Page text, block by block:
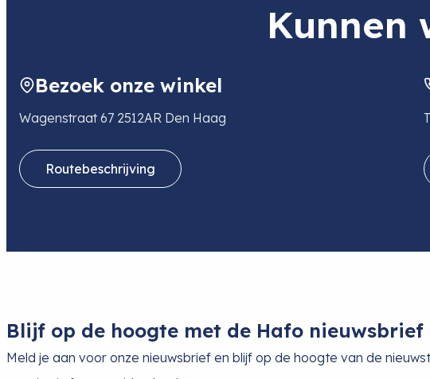
Kunnen
Bezoek onze winkel
Wagenstraat 67 2512AR Den Haag
Routebeschrijving
Blijf op de hoogte met de Hafo nieuwsbrief
Meld je aan voor onze nieuwsbrief en blijf op de hoogte van de